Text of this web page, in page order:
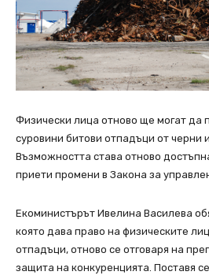
Физически лица отново ще могат да
суровини битови отпадъци от черни
Възможността става отново
приети промени в Закона за
Екоминистърът Ивелина Василева
която дава право на физическите
отпадъци, отново се отговаря на
защита на конкуренцията. Поставя